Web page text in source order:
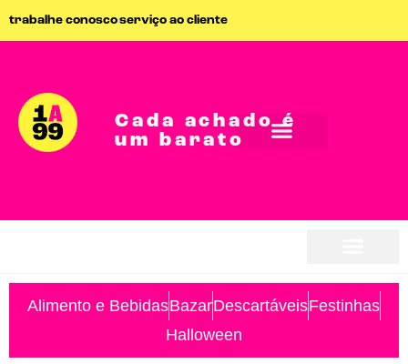
trabalhe conoscoserviço ao cliente
Cada achado é
um barato
Alimento e BebidasBazarDescartáveisFestinhas
Halloween